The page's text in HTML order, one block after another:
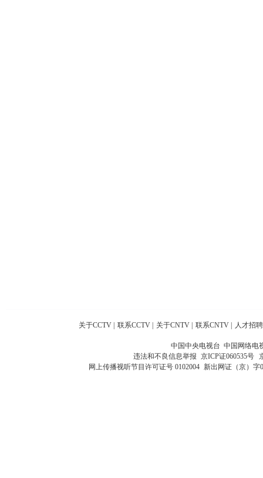
关于CCTV 联系CCTV 关于CNTV 联系CNTV 人才招聘
中国中央电视台 中国网络电
违法和不良信息举报 京ICP证060535号
网上传播视听节目许可证号 0102004 新出网证（京）